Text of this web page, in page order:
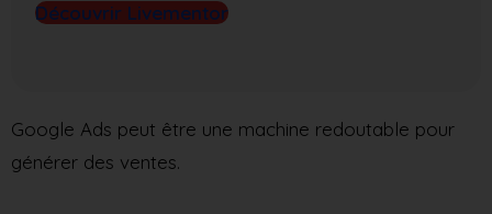
Découvrir Livementor
Google Ads peut être une machine redoutable pour
générer des ventes.